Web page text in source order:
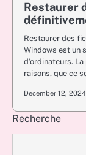
Restaurer
Restaurer des
Windows est un
d’ordinateurs.
raisons, que ce
December 12, 2024
Recherche